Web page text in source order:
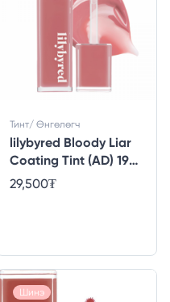
lilybyred Bloody Liar
Coating Tint (AD) 19
#Calm Cherry
Тинт/ Өнгөлөгч
29,500₮
Шинэ